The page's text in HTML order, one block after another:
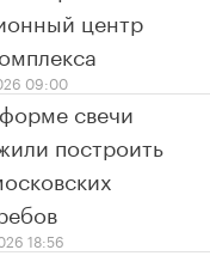
центр
09:00
свечи
построить
18:56